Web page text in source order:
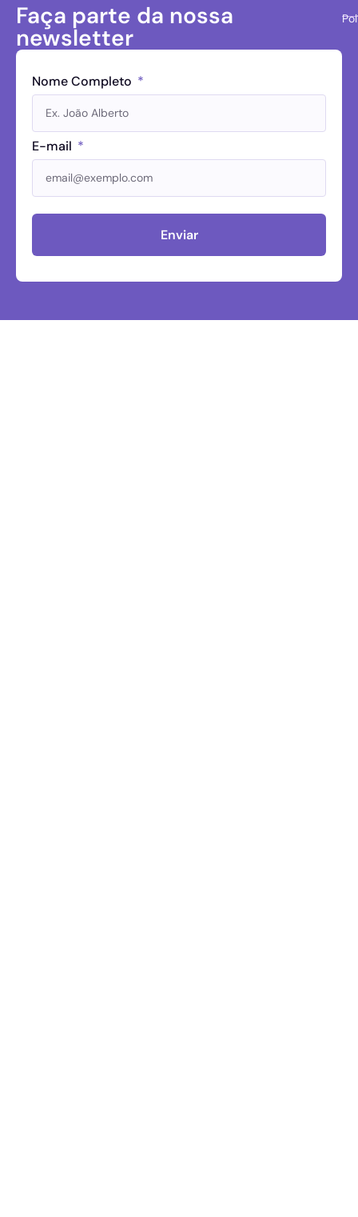
Faça parte da nossa
newsletter
Nome Completo
E-mail
Enviar